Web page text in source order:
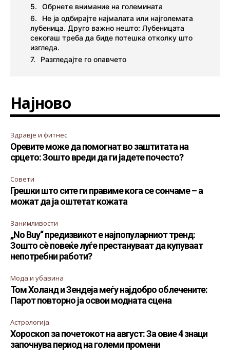
Обрнете внимание на големината
Не ја одбирајте најмалата или најголемата
лубеница. Друго важно нешто: Лубеницата
секогаш треба да биде потешка отколку што
изгледа.
Разгледајте го опавчето
Најново
Здравје и фитнес
Оревите може да помогнат во заштитата на
срцето: Зошто вреди да ги јадете почесто?
Совети
Грешки што сите ги правиме кога се сончаме – а
можат да ја оштетат кожата
Занимливости
„No Buy“ предизвикот е најпопуларниот тренд:
Зошто сè повеќе луѓе престануваат да купуваат
непотребни работи?
Мода и убавина
Том Холанд и Зендеја меѓу најдобро облечените:
Парот повторно ја освои модната сцена
Астрологија
Хороскоп за почетокот на август: За овие 4 знаци
започнува период на големи промени